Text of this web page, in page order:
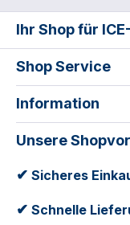
Ihr Shop für
Shop Service
Information
Unsere
✔ Sicheres
✔ Schnelle